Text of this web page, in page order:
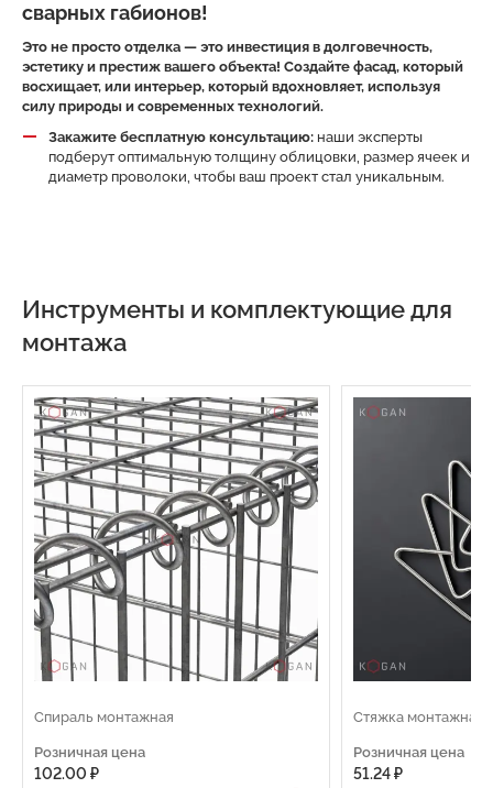
сварных габионов!
Это не просто отделка — это инвестиция в долговечность,
эстетику и престиж вашего объекта! Создайте фасад, который
восхищает, или интерьер, который вдохновляет, используя
силу природы и современных технологий.
Закажите бесплатную консультацию: наши эксперты
подберут оптимальную толщину облицовки, размер ячеек и
диаметр проволоки, чтобы ваш проект стал уникальным.
Инструменты и комплектующие для
монтажа
Спираль монтажная
Розничная цена
102.00 ₽
Стяжка монтажная
Розничная цена
51.24 ₽